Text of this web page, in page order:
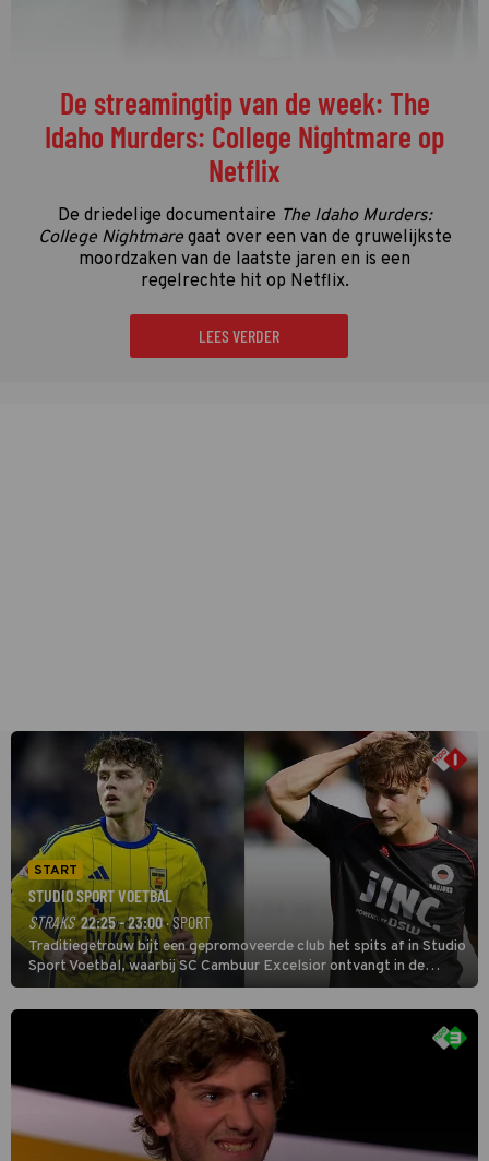
De streamingtip van de week: The
Idaho Murders: College Nightmare op
Netflix
De driedelige documentaire The Idaho Murders:
College Nightmaregaat over een van de gruwelijkste
moordzaken van de laatste jaren en is een
regelrechte hit op Netflix.
LEES VERDER
START
STUDIO SPORT VOETBAL
STRAKS 22:25 - 23:00· SPORT
Traditiegetrouw bijt een gepromoveerde club het spits af in Studio
Sport Voetbal, waarbij SC Cambuur Excelsior ontvangt in de
eerste wedstrijd van het nieuwe Eredivisieseizoen. De nieuwe
oefenmeester is Johan Plat en hij wil aanvallend voetballen.